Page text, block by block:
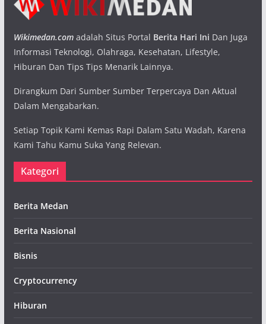
Wikimedan.comadalah Situs Portal Berita Hari Ini Dan Juga
Informasi Teknologi, Olahraga, Kesehatan, Lifestyle,
Hiburan Dan Tips Tips Menarik Lainnya.
Dirangkum Dari Sumber Sumber Terpercaya Dan Aktual
Dalam Mengabarkan.
Setiap Topik Kami Kemas Rapi Dalam Satu Wadah, Karena
Kami Tahu Kamu Suka Yang Relevan.
Kategori
Berita Medan
Berita Nasional
Bisnis
Cryptocurrency
Hiburan